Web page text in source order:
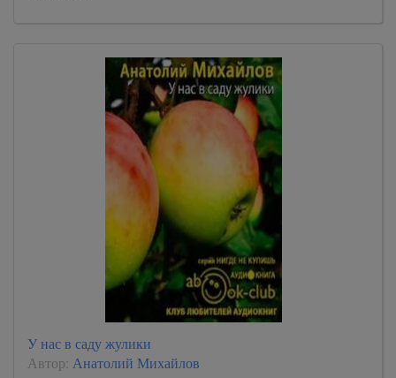
У нас в саду жулики
Автор: Анатолий Михайлов